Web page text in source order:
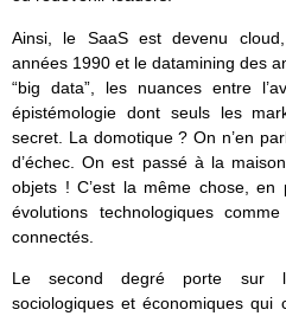
Ainsi, le SaaS est devenu
années 1990 et le datamining des
“big data”, les nuances entre
épistémologie dont seuls les
secret. La domotique ? On n’en
d’échec. On est passé à la
objets ! C’est la même chose,
évolutions technologiques
connectés.
Le second degré porte sur
sociologiques et économiques qui